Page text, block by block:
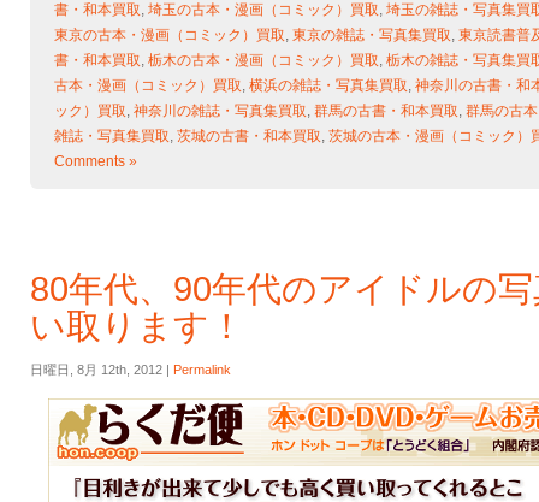
書・和本買取, 埼玉の古本・漫画（コミック）買取, 埼玉の雑誌・写真集買
東京の古本・漫画（コミック）買取, 東京の雑誌・写真集買取, 東京読書普
書・和本買取, 栃木の古本・漫画（コミック）買取, 栃木の雑誌・写真集買
古本・漫画（コミック）買取, 横浜の雑誌・写真集買取, 神奈川の古書・和
ック）買取, 神奈川の雑誌・写真集買取, 群馬の古書・和本買取, 群馬の古
雑誌・写真集買取, 茨城の古書・和本買取, 茨城の古本・漫画（コミック）
Comments »
80年代、90年代のアイドルの
い取ります！
日曜日, 8月 12th, 2012 | Permalink